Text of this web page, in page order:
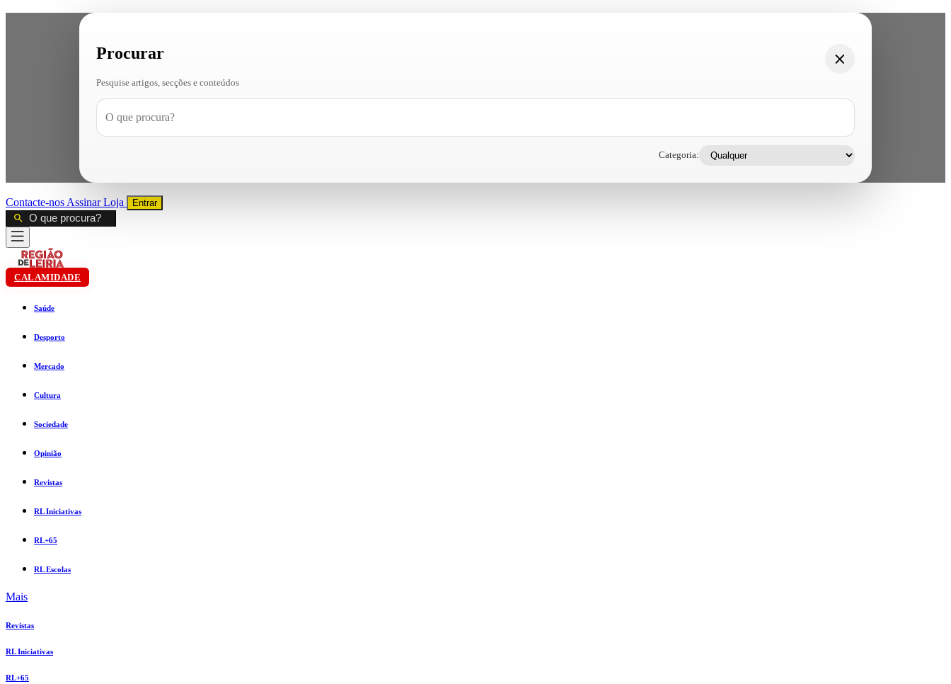
Procurar
Pesquise artigos, secções e conteúdos
Categoria:
Contacte-nos AssinarLoja Entrar
CALAMIDADE
Saúde
Desporto
Mercado
Cultura
Sociedade
Opinião
Revistas
RL Iniciativas
RL+65
RL Escolas
Mais
Revistas
RL Iniciativas
RL+65